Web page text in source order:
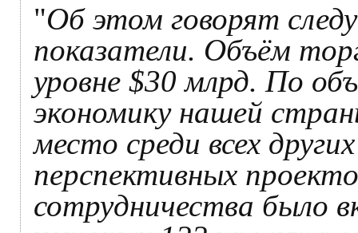
"Об этом говорят
показатели. Объём
уровне $30 млрд. По
экономику нашей
место среди всех
перспективных
сотрудничества было